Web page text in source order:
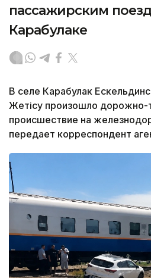
пассажирским
Карабулаке
В селе Карабулак
Жетісу произошло дорожно-
происшествие на
передает корреспондент